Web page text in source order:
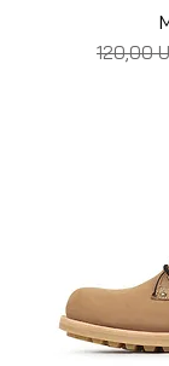
Precio
120,00